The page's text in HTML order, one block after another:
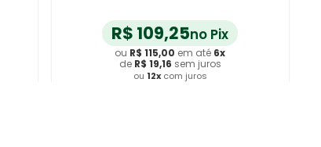
R$ 109,25no Pix
ou R$ 115,00 em até 6x
de R$ 19,16 sem juros
ou 12x com juros